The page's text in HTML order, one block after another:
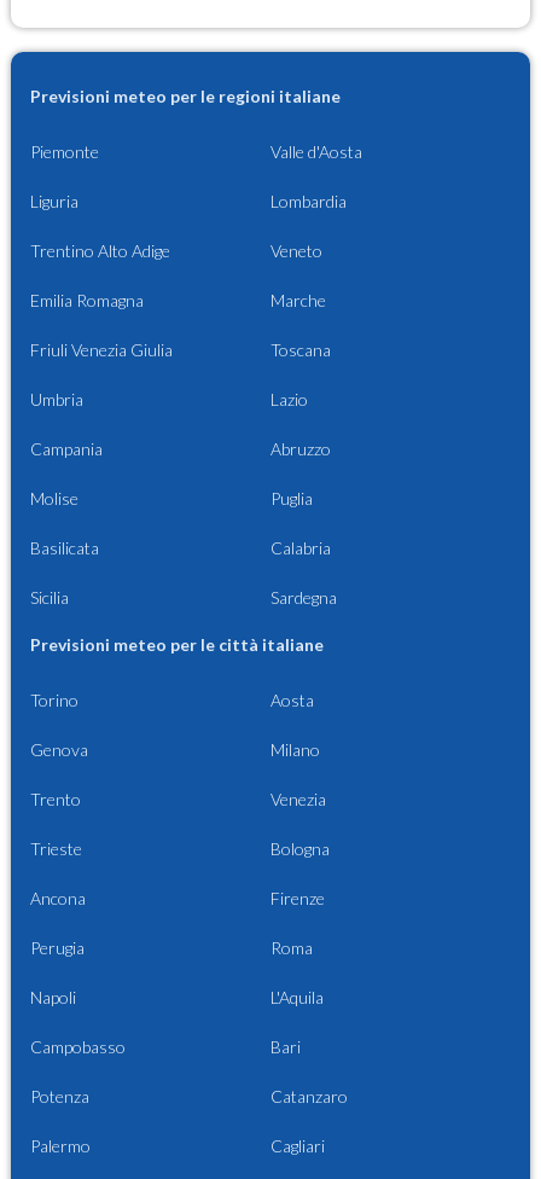
Previsioni meteo per le regioni italiane
Piemonte Valle d'Aosta
Liguria Lombardia
Trentino Alto Adige Veneto
Emilia Romagna Marche
Friuli Venezia Giulia Toscana
Umbria Lazio
Campania Abruzzo
Molise Puglia
Basilicata Calabria
Sicilia Sardegna
Previsioni meteo per le città italiane
Torino Aosta
Genova Milano
Trento Venezia
Trieste Bologna
Ancona Firenze
Perugia Roma
Napoli L'Aquila
Campobasso Bari
Potenza Catanzaro
Palermo Cagliari